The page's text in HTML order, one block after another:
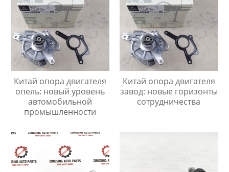
Китай опора двигателя
опель: новый уровень
автомобильной
промышленности
Китай опора двигателя
завод: новые горизонты
сотрудничества